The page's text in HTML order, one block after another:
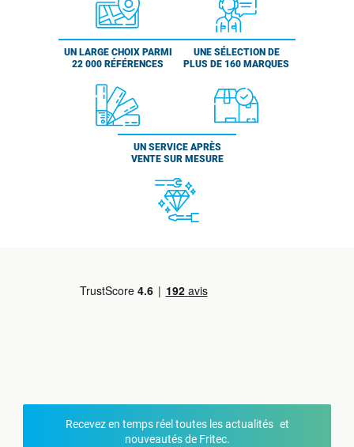
UN LARGE CHOIX PARMI
22 000 RÉFÉRENCES
UNE SÉLECTION DE
PLUS DE 160 MARQUES
UN SERVICE APRÈS
VENTE SUR MESURE
Recevez en temps réel toutes les actualités et
nouveautés de Fritec.